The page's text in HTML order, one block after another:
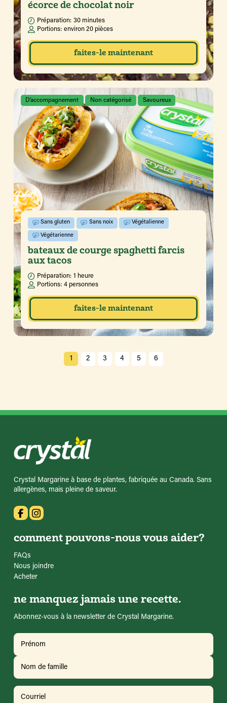
écorce de chocolat noir
Préparation: 30 minutes
Portions: environ 20 pièces
faites-le maintenant
D’accompagnement Non catégorisé Savoureux
Sans gluten Sans noix Végétalienne
Végétarienne
bateaux de courge spaghetti farcis
aux tacos
Préparation: 1 heure
Portions: 4 personnes
faites-le maintenant
1 2 3 4 5 6
Crystal Margarine à base de plantes, fabriquée au Canada. Sans
allergènes, mais pleine de saveur.
comment pouvons-nous vous aider?
FAQs
Nous joindre
Acheter
ne manquez jamais une recette.
Abonnez-vous à la newsletter de Crystal Margarine.
Nom
Prénom
Courriel